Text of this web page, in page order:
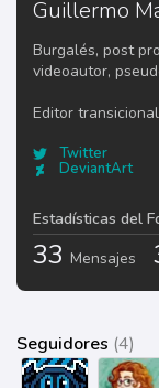
Guillermo
Burgalés, post
videoautor,
Editor
Twitter
DeviantArt
Estadísticas del
33 Mensajes
Seguidores (4)